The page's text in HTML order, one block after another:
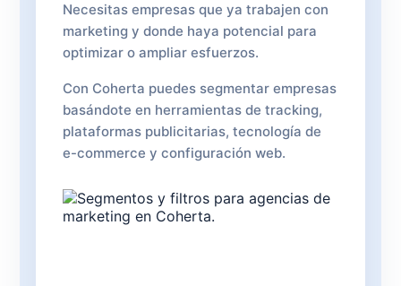
Necesitas empresas que ya trabajen con
marketing y donde haya potencial para
optimizar o ampliar esfuerzos.
Con Coherta puedes segmentar empresas
basándote en herramientas de tracking,
plataformas publicitarias, tecnología de
e-commerce y configuración web.